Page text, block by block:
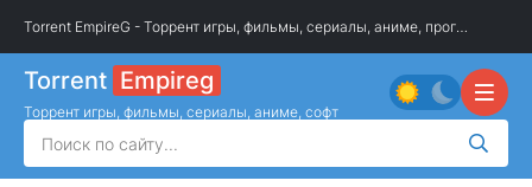
Torrent Empireg
Торрент игры, фильмы, сериалы, аниме, софт